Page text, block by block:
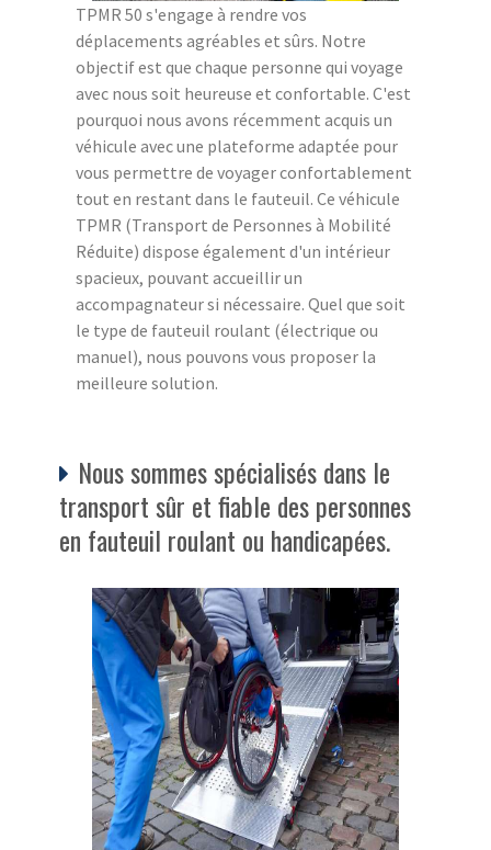
TPMR 50 s'engage à rendre vos
déplacements agréables et sûrs. Notre
objectif est que chaque personne qui voyage
avec nous soit heureuse et confortable. C'est
pourquoi nous avons récemment acquis un
véhicule avec une plateforme adaptée pour
vous permettre de voyager confortablement
tout en restant dans le fauteuil. Ce véhicule
TPMR (Transport de Personnes à Mobilité
Réduite) dispose également d'un intérieur
spacieux, pouvant accueillir un
accompagnateur si nécessaire. Quel que soit
le type de fauteuil roulant (électrique ou
manuel), nous pouvons vous proposer la
meilleure solution.
Nous sommes spécialisés dans le
transport sûr et fiable des personnes
en fauteuil roulant ou handicapées.